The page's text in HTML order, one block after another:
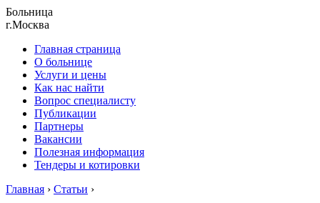
Больница
г.Москва
Главная страница
О больнице
Услуги и цены
Как нас найти
Вопрос специалисту
Публикации
Партнеры
Вакансии
Полезная информация
Тендеры и котировки
Главная › Статьи ›